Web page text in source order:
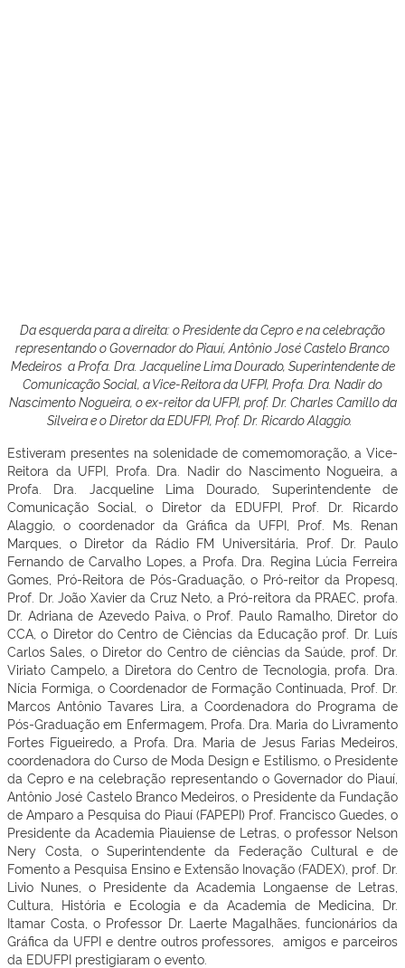
Da esquerda para a direita: oPresidente da Cepro e na celebração
representando o Governador do Piauí, Antônio José Castelo Branco
Medeiros aProfa. Dra. Jacqueline Lima Dourado, Superintendente de
Comunicação Social, aVice-Reitora da UFPI, Profa. Dra. Nadir do
Nascimento Nogueira, o ex-reitor da UFPI, prof. Dr. Charles Camillo da
Silveira e oDiretor da EDUFPI, Prof. Dr. Ricardo Alaggio.
Estiveram presentes na solenidade de comemomoração, a Vice-
Reitora da UFPI, Profa. Dra. Nadir do Nascimento Nogueira, a
Profa. Dra. Jacqueline Lima Dourado, Superintendente de
Comunicação Social, o Diretor da EDUFPI, Prof. Dr. Ricardo
Alaggio, o coordenador da Gráfica da UFPI, Prof. Ms. Renan
Marques, o Diretor da Rádio FM Universitária, Prof. Dr. Paulo
Fernando de Carvalho Lopes, a Profa. Dra. Regina Lúcia Ferreira
Gomes, Pró-Reitora de Pós-Graduação, o Pró-reitor da Propesq,
Prof. Dr. João Xavier da Cruz Neto, a Pró-reitora da PRAEC, profa.
Dr. Adriana de Azevedo Paiva, o Prof. Paulo Ramalho, Diretor do
CCA, o Diretor do Centro de Ciências da Educação prof. Dr. Luís
Carlos Sales, o Diretor do Centro de ciências da Saúde, prof. Dr.
Viriato Campelo, a Diretora do Centro de Tecnologia, profa. Dra.
Nícia Formiga, o Coordenador de Formação Continuada, Prof. Dr.
Marcos Antônio Tavares Lira, a Coordenadora do Programa de
Pós-Graduação em Enfermagem, Profa. Dra. Maria do Livramento
Fortes Figueiredo, a Profa. Dra. Maria de Jesus Farias Medeiros,
coordenadora do Curso de Moda Design e Estilismo, o Presidente
da Cepro e na celebração representando o Governador do Piauí,
Antônio José Castelo Branco Medeiros, o Presidente da Fundação
de Amparo a Pesquisa do Piauí (FAPEPI) Prof. Francisco Guedes, o
Presidente da Academia Piauiense de Letras, o professor Nelson
Nery Costa, o Superintendente da Federação Cultural e de
Fomento a Pesquisa Ensino e Extensão Inovação (FADEX), prof. Dr.
Livio Nunes, o Presidente da Academia Longaense de Letras,
Cultura, História e Ecologia e da Academia de Medicina, Dr.
Itamar Costa, o Professor Dr. Laerte Magalhães, funcionários da
Gráfica da UFPI e dentre outros professores, amigos e parceiros
da EDUFPI prestigiaram o evento.